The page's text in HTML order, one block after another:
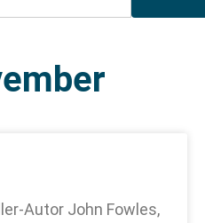
Autor John Fowles,